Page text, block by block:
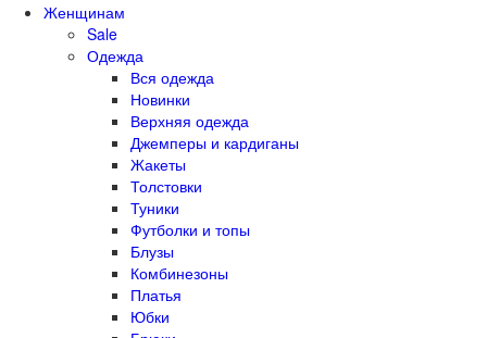
Женщинам
Sale
Одежда
Вся одежда
Новинки
Верхняя одежда
Джемперы и кардиганы
Жакеты
Толстовки
Туники
Футболки и топы
Блузы
Комбинезоны
Платья
Юбки